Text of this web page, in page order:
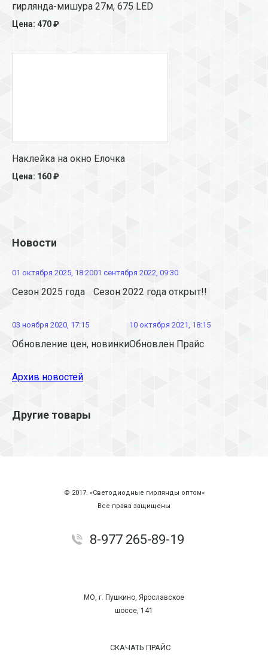
гирлянда-мишура 27м, 675 LED
Цена: 470 ₽
Наклейка на окно Елочка
Цена: 160 ₽
Новости
01 октября 2025, 18:20
Сезон 2025 года
01 сентября 2022, 09:30
Сезон 2022 года открыт!!
03 ноября 2020, 17:15
Обновление цен, новинки
10 октября 2021, 18:15
Обновлен Прайс
Архив новостей
Другие товары
© 2017. «Светодиодные гирлянды оптом»
Все права защищены
8-977 265-89-19
МО, г. Пушкино, Ярославское
шоссе, 141
СКАЧАТЬ ПРАЙС